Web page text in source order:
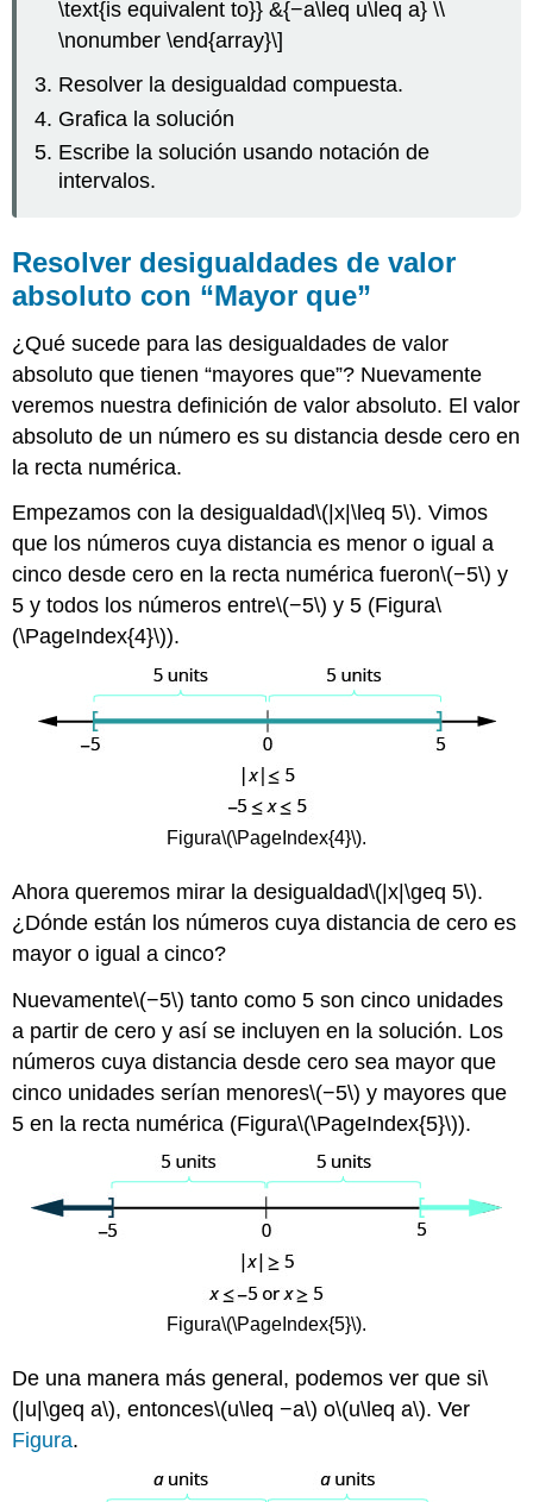
\text{is equivalent to}} &{−a\leq u\leq a} \\
\nonumber \end{array}\]
Resolver la desigualdad compuesta.
Grafica la solución
Escribe la solución usando notación de
intervalos.
Resolver desigualdades de valor
absoluto con “Mayor que”
¿Qué sucede para las desigualdades de valor
absoluto que tienen “mayores que”? Nuevamente
veremos nuestra definición de valor absoluto. El valor
absoluto de un número es su distancia desde cero en
la recta numérica.
Empezamos con la desigualdad\(|x|\leq 5\). Vimos
que los números cuya distancia es menor o igual a
cinco desde cero en la recta numérica fueron\(−5\) y
5 y todos los números entre\(−5\) y 5 (Figura\
(\PageIndex{4}\)).
Figura\(\PageIndex{4}\).
Ahora queremos mirar la desigualdad\(|x|\geq 5\).
¿Dónde están los números cuya distancia de cero es
mayor o igual a cinco?
Nuevamente\(−5\) tanto como 5 son cinco unidades
a partir de cero y así se incluyen en la solución. Los
números cuya distancia desde cero sea mayor que
cinco unidades serían menores\(−5\) y mayores que
5 en la recta numérica (Figura\(\PageIndex{5}\)).
Figura\(\PageIndex{5}\).
De una manera más general, podemos ver que si\
(|u|\geq a\), entonces\(u\leq −a\) o\(u\leq a\). Ver
Figura.